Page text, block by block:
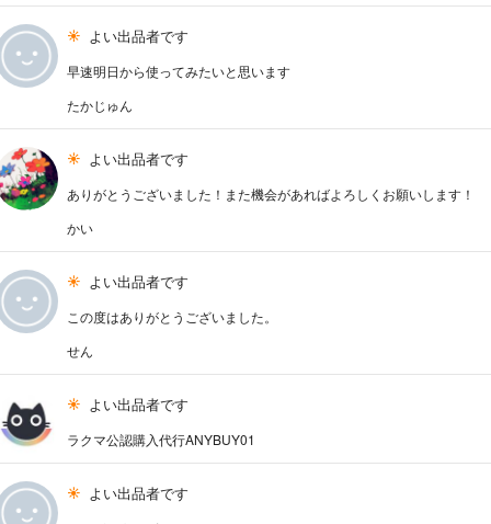
よい出品者です
早速明日から使ってみたいと思います
たかじゅん
よい出品者です
ありがとうございました！また機会があればよろしくお願いします！
かい
よい出品者です
この度はありがとうございました。
せん
よい出品者です
ラクマ公認購入代行ANYBUY01
よい出品者です